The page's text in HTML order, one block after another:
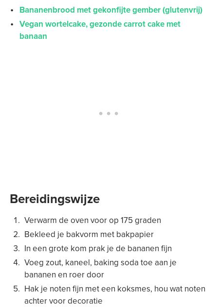
Bananenbrood met gekonfijte gember (glutenvrij)
Vegan wortelcake, gezonde carrot cake met
banaan
Bereidingswijze
Verwarm de oven voor op 175 graden
Bekleed je bakvorm met bakpapier
In een grote kom prak je de bananen fijn
Voeg zout, kaneel, baking soda toe aan je
bananen en roer door
Hak je noten fijn met een koksmes, hou wat noten
achter voor decoratie